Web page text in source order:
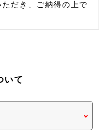
だき、ご納得の上で
いて